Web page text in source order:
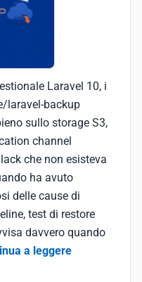
Laravel 10, i
laravel-backup
sullo storage S3,
channel
che non esisteva
ha avuto
delle cause di
test di restore
davvero quando
a leggere